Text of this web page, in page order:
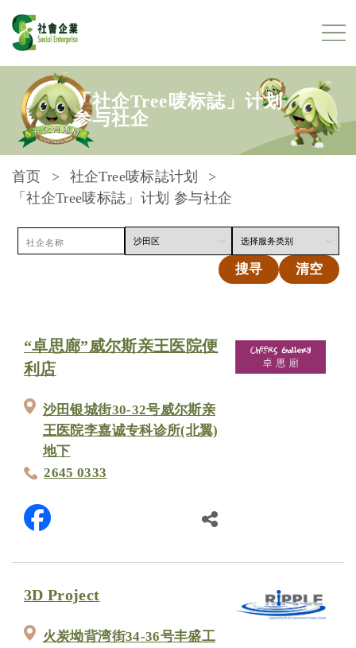
跳到内容
「社企Tree唛标誌」计划
参与社企
首页
社企Tree唛标誌计划
「社企Tree唛标誌」计划 参与社企
搜寻 清空
“卓思廊”威尔斯亲王医院便
利店
沙田银城街30-32号威尔斯亲
王医院李嘉诚专科诊所(北翼)
地下
2645 0333
3D Project
火炭坳背湾街34-36号丰盛工